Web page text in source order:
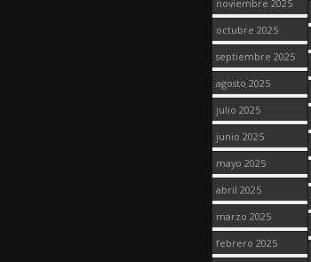
noviembre 2025
octubre 2025
septiembre 2025
agosto 2025
julio 2025
junio 2025
mayo 2025
abril 2025
marzo 2025
febrero 2025